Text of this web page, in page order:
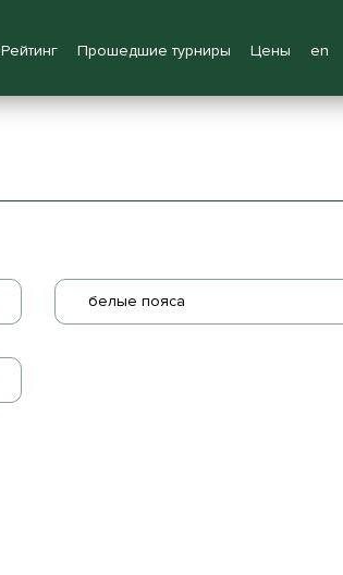
Рейтинг Прошедшие турниры Цены en
белые пояса